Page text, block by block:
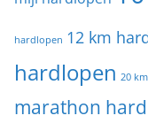
hardlopen 12 km
hardlopen 20
marathon